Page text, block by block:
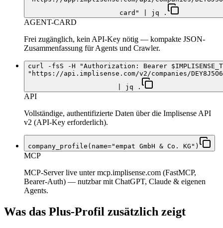
card" | jq .
AGENT-CARD
Frei zugänglich, kein API-Key nötig — kompakte JSON-
Zusammenfassung für Agents und Crawler.
curl -fsS -H "Authorization: Bearer
"https://api.implisense.com/v2/companies/
| jq .
API
Vollständige, authentifizierte Daten über die Implisense API
v2 (API-Key erforderlich).
company_profile(name="empat GmbH & Co. KG")
MCP
MCP-Server live unter mcp.implisense.com (FastMCP,
Bearer-Auth) — nutzbar mit ChatGPT, Claude & eigenen
Agents.
Was das Plus-Profil zusätzlich zeigt